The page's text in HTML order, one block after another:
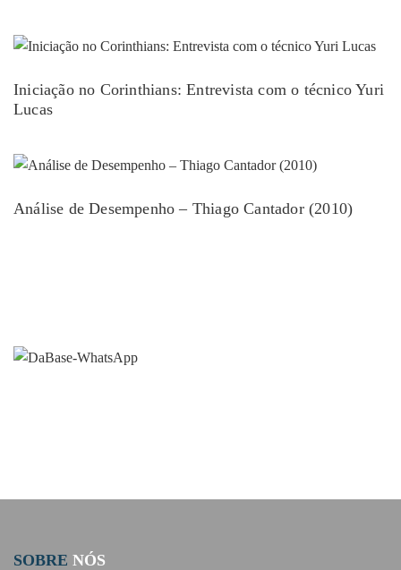
Iniciação no Corinthians: Entrevista com o técnico Yuri
Lucas
Análise de Desempenho – Thiago Cantador (2010)
SOBRE NÓS